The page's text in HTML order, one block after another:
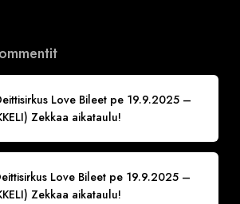
Love Bileet pe 19.9.2025 –
Zekkaa aikataulu!
Love Bileet pe 19.9.2025 –
Zekkaa aikataulu!